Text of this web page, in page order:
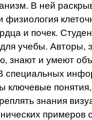
В ней
физиология
и почек.
учебы. Авторы,
знают и умеют
В специальных
ключевые
знания
примеров